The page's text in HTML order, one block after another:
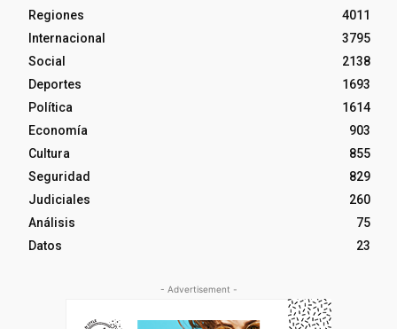
Regiones
4011
Internacional
3795
Social
2138
Deportes
1693
Política
1614
Economía
903
Cultura
855
Seguridad
829
Judiciales
260
Análisis
75
Datos
23
- Advertisement -